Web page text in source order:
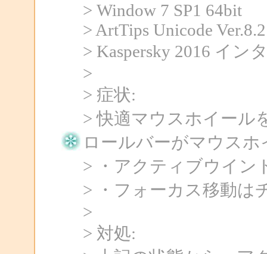
> Window 7 SP1 64bit
> ArtTips Unicode
> Kaspersky 2016 イン
>
> 症状:
> 快適マウスホイール
ロールバーがマウス
> ・アクティブウイン
> ・フォーカス移動は
>
> 対処: